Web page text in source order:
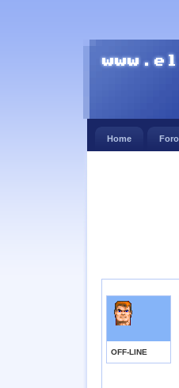
Home Foro
OFF-LINE